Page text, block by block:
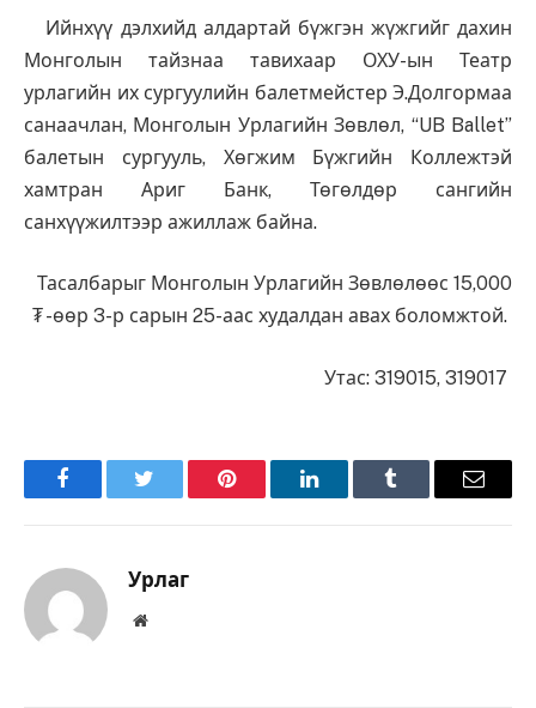
Ийнхүү дэлхийд алдартай бүжгэн жүжгийг дахин
Монголын тайзнаа тавихаар ОХУ-ын Театр
урлагийн их сургуулийн балетмейстер Э.Долгормаа
санаачлан, Монголын Урлагийн Зөвлөл, “UB Ballet”
балетын сургууль, Хөгжим Бүжгийн Коллежтэй
хамтран Ариг Банк, Төгөлдөр сангийн
санхүүжилтээр ажиллаж байна.
Тасалбарыг Монголын Урлагийн Зөвлөлөөс 15,000
₮ -өөр 3-р сарын 25-аас худалдан авах боломжтой.
Утас: 319015, 319017
FacebookTwitter Pinterest LinkedInTumblr Имэйл
Урлаг
Вэбсайт